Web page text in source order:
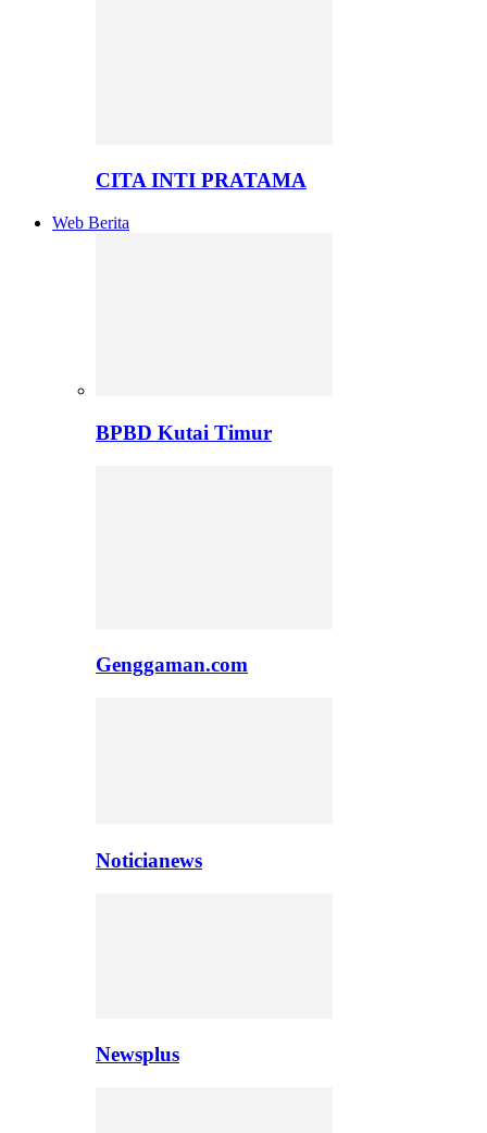
CITA INTI PRATAMA
Web Berita
BPBD Kutai Timur
Genggaman.com
Noticianews
Newsplus